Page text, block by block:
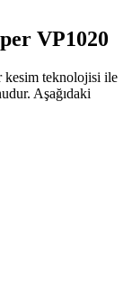
VP1020
kesim teknolojisi ile
Aşağıdaki